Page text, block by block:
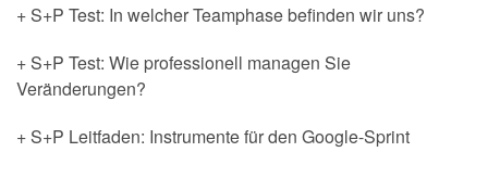
+ S+P Test: In welcher Teamphase befinden wir uns?
+ S+P Test: Wie professionell managen Sie
Veränderungen?
+ S+P Leitfaden: Instrumente für den Google-Sprint